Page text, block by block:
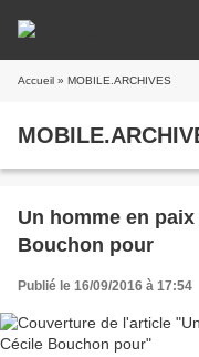
Accueil » MOBILE.ARCHIVES
Un homme en
Bouchon pour
Publié le 16/09/2016 à 17:54